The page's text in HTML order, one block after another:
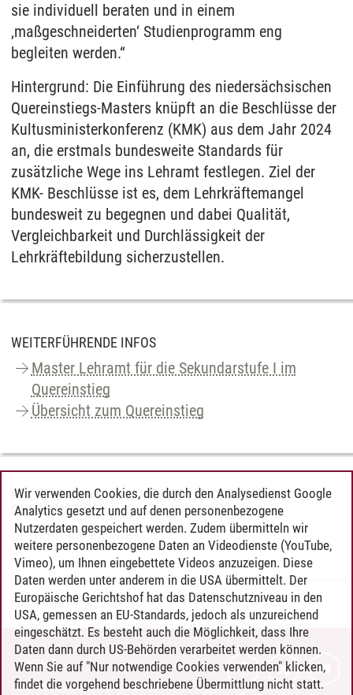
sie individuell beraten und in einem
‚maßgeschneiderten‘ Studienprogramm eng
begleiten werden.“
Hintergrund: Die Einführung des niedersächsischen
Quereinstiegs-Masters knüpft an die Beschlüsse der
Kultusministerkonferenz (KMK) aus dem Jahr 2024
an, die erstmals bundesweite Standards für
zusätzliche Wege ins Lehramt festlegen. Ziel der
KMK- Beschlüsse ist es, dem Lehrkräftemangel
bundesweit zu begegnen und dabei Qualität,
Vergleichbarkeit und Durchlässigkeit der
Lehrkräftebildung sicherzustellen.
WEITERFÜHRENDE INFOS
Master Lehramt für die Sekundarstufe I im
Quereinstieg
Übersicht zum Quereinstieg
RÜCKFRAGEN UND KONTAKT - KOORDINATION
QUEREINSTIEG
Dr. Timo Beckmann
Pressestelle/12.05.2026
KONTAKT
LEUPHANA ALS ARBEITGEBER
Wir verwenden Cookies, die durch den Analysedienst Google
Analytics gesetzt und auf denen personenbezogene
Nutzerdaten gespeichert werden. Zudem übermitteln wir
weitere personenbezogene Daten an Videodienste (YouTube,
Vimeo), um Ihnen eingebettete Videos anzuzeigen. Diese
Daten werden unter anderem in die USA übermittelt. Der
Europäische Gerichtshof hat das Datenschutzniveau in den
USA, gemessen an EU-Standards, jedoch als unzureichend
eingeschätzt. Es besteht auch die Möglichkeit, dass Ihre
Daten dann durch US-Behörden verarbeitet werden können.
Wenn Sie auf "Nur notwendige Cookies verwenden" klicken,
findet die vorgehend beschriebene Übermittlung nicht statt.